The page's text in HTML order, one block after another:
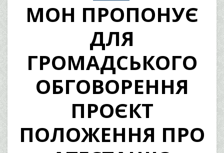
МОН ПРОПОНУЄ
ДЛЯ
ГРОМАДСЬКОГО
ОБГОВОРЕННЯ
ПРОЄКТ
ПОЛОЖЕННЯ ПРО